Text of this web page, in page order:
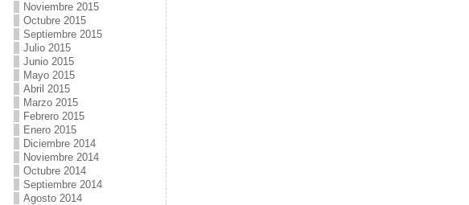
Noviembre 2015
Octubre 2015
Septiembre 2015
Julio 2015
Junio 2015
Mayo 2015
Abril 2015
Marzo 2015
Febrero 2015
Enero 2015
Diciembre 2014
Noviembre 2014
Octubre 2014
Septiembre 2014
Agosto 2014